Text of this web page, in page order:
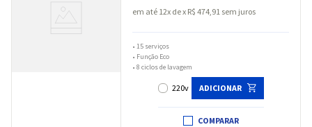
em até 12 x R$ 474,91 sem juros
• 15 serviços
• Função Eco
• 8 ciclos de lavagem
COMPARAR
220v ADICIONAR